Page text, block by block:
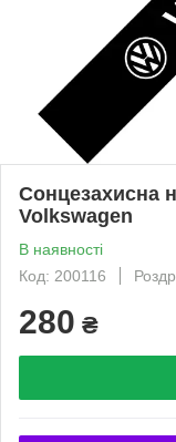
Сонцезахисна
Volkswagen
В наявності
Код: 200116
280 ₴